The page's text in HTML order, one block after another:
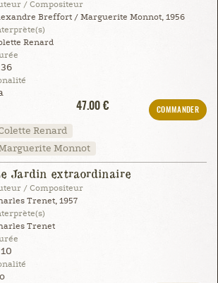
/ Compositeur
Breffort / Marguerite Monnot, 1956
Renard
47.00 €
COMMANDER
Renard
Monnot
Jardin extraordinaire
/ Compositeur
Trenet, 1957
Trenet